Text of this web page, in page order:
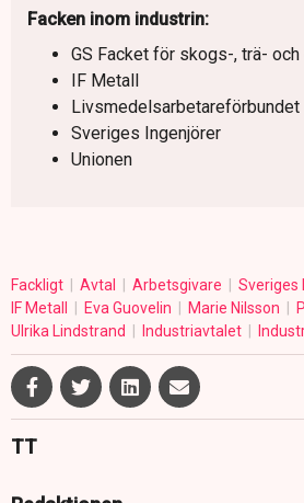
Facken inom industrin:
GS Facket för skogs-, trä-
IF Metall
Livsmedelsarbetareförbundet
Sveriges Ingenjörer
Unionen
Fackligt Avtal Arbetsgivare Sveriges
IF Metall
Eva Guovelin Marie Nilsson
Ulrika Lindstrand
Industriavtalet
TT